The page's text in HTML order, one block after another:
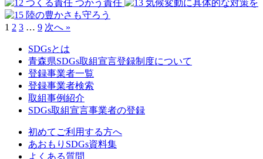
1 2 3 … 9 次へ »
SDGsとは
青森県SDGs取組宣言登録制度について
登録事業者一覧
登録事業者検索
取組事例紹介
SDGs取組宣言事業者の登録
初めてご利用する方へ
あおもりSDGs資料集
よくある質問